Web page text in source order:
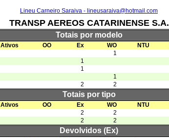
Lineu Carneiro Saraiva - lineusaraiva@hotmail.com
TRANSP AEREOS CATARINENSE S.A.
Totais por modelo
Ativos OO Ex WO NTU
1
1
1
1
2 2
Totais por tipo
Ativos OO Ex WO NTU
2 2
2 2
Devolvidos (Ex)